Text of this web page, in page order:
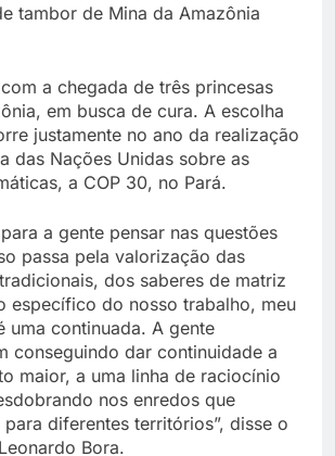
tambor de Mina da Amazônia
a chegada de três princesas
em busca de cura. A escolha
justamente no ano da realização
das Nações Unidas sobre as
a COP 30, no Pará.
a gente pensar nas questões
passa pela valorização das
dos saberes de matriz
específico do nosso trabalho, meu
uma continuada. A gente
conseguindo dar continuidade a
maior, a uma linha de raciocínio
nos enredos que
diferentes territórios”, disse o
Bora.